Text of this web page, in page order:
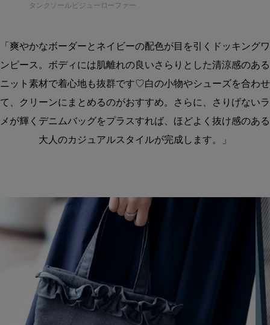
タンクソールビジューローファー
「爽やかなボーダーとネイビーの配色が目を引くドッキングワ
ンピース。ボディには肌離れの良いさらりとした清涼感のある
ニット素材で着心地も抜群です♡白の小物やシューズを合わせ
て、クリーンにまとめるのがおすすめ。さらに、さりげないラ
メが輝くデニムバッグをプラスすれば、ほどよく抜け感のある
大人のカジュアルスタイルが完成します。」